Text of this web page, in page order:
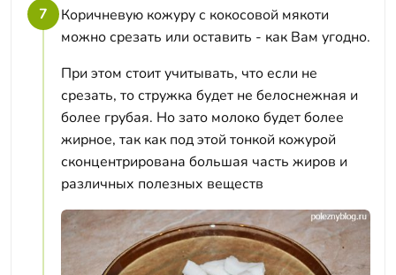
7
Коричневую кожуру с кокосовой мякоти
можно срезать или оставить - как Вам угодно.
При этом стоит учитывать, что если не
срезать, то стружка будет не белоснежная и
более грубая. Но зато молоко будет более
жирное, так как под этой тонкой кожурой
сконцентрирована большая часть жиров и
различных полезных веществ